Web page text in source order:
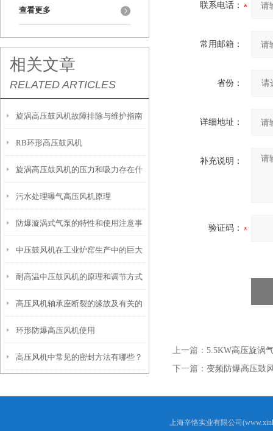
查看更多
相关文章
RELATED ARTICLES
旋涡高压鼓风机故障排除与维护指南
RB环形高压鼓风机
旋涡高压鼓风机的压力和吸力存在什
么关系
污水处理曝气高压风机原理
防爆漩涡式气泵的特性和使用注意事
项
中压鼓风机在工业炉窑生产中的巨大
作用
耐高温中压鼓风机的原理和调节方式
高压风机轴承座断裂的缘故及有关的
解决防止方法
环形防爆高压风机使用
高压风机中常见的密封方法有哪些？
联系电话：
常用邮箱：
省份：
详细地址：
补充说明：
验证码：
上一篇： 5.5KW高压旋涡
下一篇： 变频防爆高压鼓
上海辛恪实业有限公司